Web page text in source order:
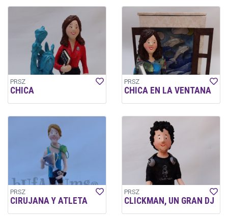
PRSZ
CHICA
PRSZ
CHICA EN LA VENTANA
PRSZ
CIRUJANA Y ATLETA
PRSZ
CLICKMAN, UN GRAN DJ